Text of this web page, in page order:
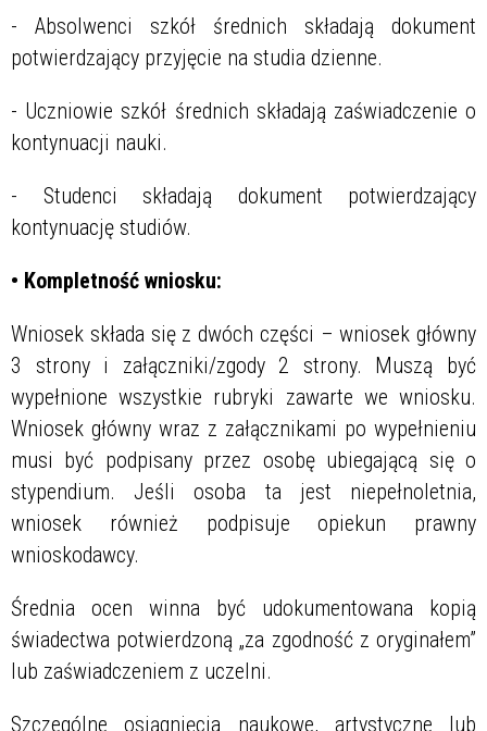
- Absolwenci szkół średnich składają dokument
potwierdzający przyjęcie na studia dzienne.
- Uczniowie szkół średnich składają zaświadczenie o
kontynuacji nauki.
- Studenci składają dokument potwierdzający
kontynuację studiów.
• Kompletność wniosku:
Wniosek składa się z dwóch części – wniosek główny
3 strony i załączniki/zgody 2 strony. Muszą być
wypełnione wszystkie rubryki zawarte we wniosku.
Wniosek główny wraz z załącznikami po wypełnieniu
musi być podpisany przez osobę ubiegającą się o
stypendium. Jeśli osoba ta jest niepełnoletnia,
wniosek również podpisuje opiekun prawny
wnioskodawcy.
Średnia ocen winna być udokumentowana kopią
świadectwa potwierdzoną „za zgodność z oryginałem”
lub zaświadczeniem z uczelni.
Szczególne osiągnięcia naukowe, artystyczne lub